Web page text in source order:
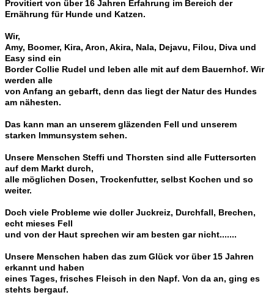
Provitiert von über 16 Jahren Erfahrung im Bereich der
Ernährung für Hunde und Katzen.
Wir,
Amy, Boomer, Kira, Aron, Akira, Nala, Dejavu, Filou, Diva und
Easy sind ein
Border Collie Rudel und leben alle mit auf dem Bauernhof. Wir
werden alle
von Anfang an gebarft, denn das liegt der Natur des Hundes
am nähesten.
Das kann man an unserem gläzenden Fell und unserem
starken Immunsystem sehen.
Unsere Menschen Steffi und Thorsten sind alle Futtersorten
auf dem Markt durch,
alle möglichen Dosen, Trockenfutter, selbst Kochen und so
weiter.
Doch viele Probleme wie doller Juckreiz, Durchfall, Brechen,
echt mieses Fell
und von der Haut sprechen wir am besten gar nicht.......
Unsere Menschen haben das zum Glück vor über 15 Jahren
erkannt und haben
eines Tages, frisches Fleisch in den Napf. Von da an, ging es
stehts bergauf.